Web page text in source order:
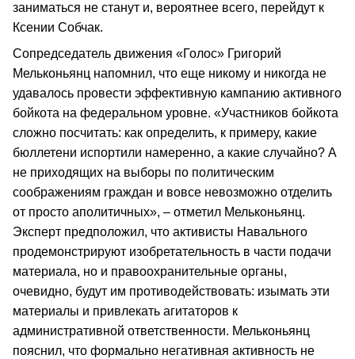
заниматься не станут и, вероятнее всего, перейдут к
Ксении Собчак.
Сопредседатель движения «Голос» Григорий
Мельконьянц напомнил, что еще никому и никогда не
удавалось провести эффективную кампанию активного
бойкота на федеральном уровне. «Участников бойкота
сложно посчитать: как определить, к примеру, какие
бюллетени испортили намеренно, а какие случайно? А
не приходящих на выборы по политическим
соображениям граждан и вовсе невозможно отделить
от просто аполитичных», – отметил Мельконьянц.
Эксперт предположил, что активисты Навального
продемонстрируют изобретательность в части подачи
материала, но и правоохранительные органы,
очевидно, будут им противодействовать: изымать эти
материалы и привлекать агитаторов к
административной ответственности. Мельконьянц
пояснил, что формально негативная активность не